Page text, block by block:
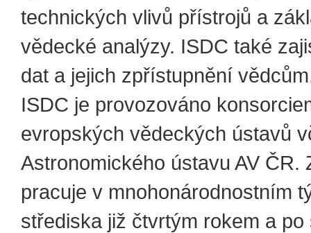
technických vlivů přístrojů a
vědecké analýzy. ISDC také
dat a jejich zpřístupnění
ISDC je provozováno
evropských vědeckých ústavů
Astronomického ústavu AV ČR.
pracuje v mnohonárodnostním
střediska již čtvrtým rokem a po